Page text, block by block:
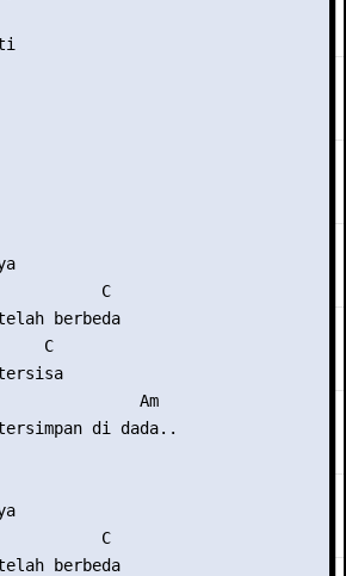
C
berbeda
C
tersisa
Am
di dada..
C
berbeda